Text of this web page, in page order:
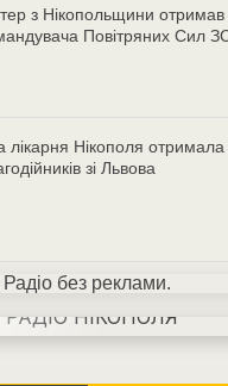
з Нікопольщини отримав
Повітряних Сил
лікарня Нікополя
зі Львова